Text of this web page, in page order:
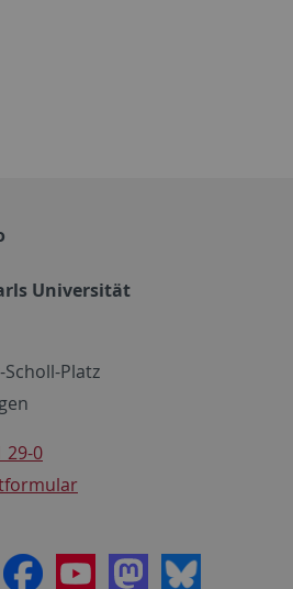
Universität
Platz
29-0
FacebookYoutubeMastodon
Bluesky